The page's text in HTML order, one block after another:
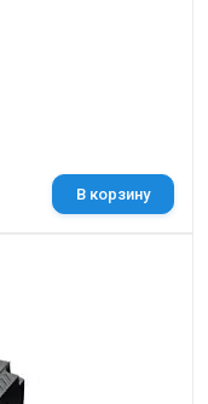
В корзину